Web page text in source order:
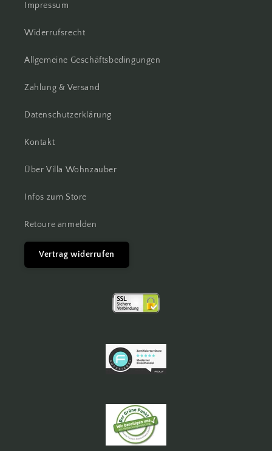
Impressum
Widerrufsrecht
Allgemeine Geschäftsbedingungen
Zahlung & Versand
Datenschutzerklärung
Kontakt
Über Villa Wohnzauber
Infos zum Store
Retoure anmelden
Vertrag widerrufen